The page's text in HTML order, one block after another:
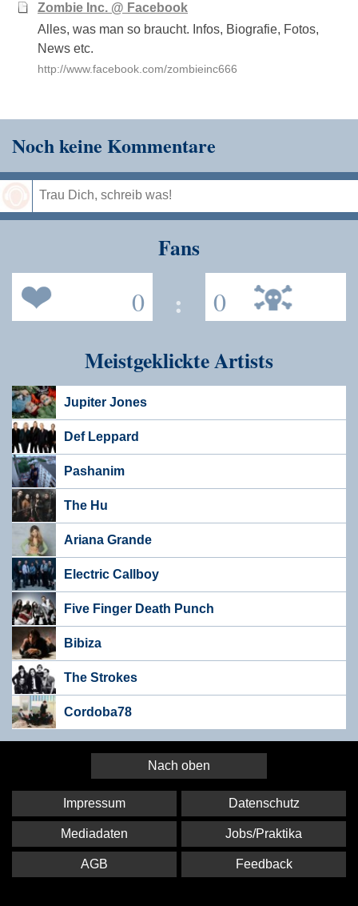
Zombie Inc. @ Facebook
Alles, was man so braucht. Infos, Biografie, Fotos,
News etc.
http://www.facebook.com/zombieinc666
Noch keine Kommentare
Fans
0 : 0
Meistgeklickte Artists
Jupiter Jones
Def Leppard
Pashanim
The Hu
Ariana Grande
Electric Callboy
Five Finger Death Punch
Bibiza
The Strokes
Cordoba78
Nach oben
Impressum Datenschutz
Mediadaten Jobs/Praktika
AGB Feedback